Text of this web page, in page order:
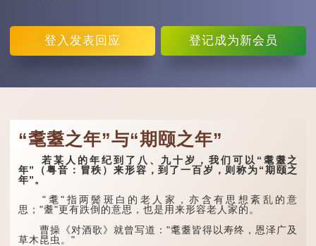
登入 发表回应 登记成为新会员
“耄耋之年”与“期颐之年”
若某人的年纪到了八、九十岁，我们可以“耄耋之
年”（粤音：冒秩）来形容，到了一百岁，则称为“期颐之
年”。
"耄"指两鬓斑白的老人家，亦含有思想紊乱的意
思；"耋"更有跌倒的意思，也是用来形容老人家的。
曹操《对酒歌》就曾写道："耄耋皆得以寿终，恩泽广及
草木昆虫。"